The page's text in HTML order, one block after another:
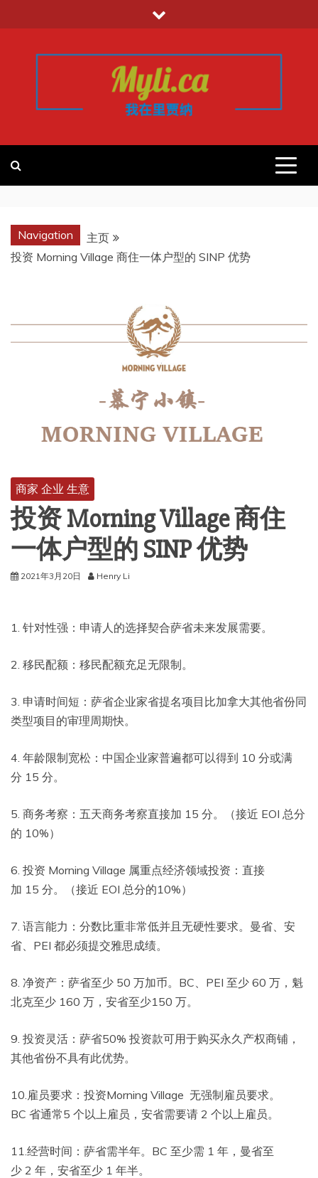
至
我的里贾纳
REGINA
Navigation
主页
投资 Morning Village 商住一体户型的 SINP 优势
商家 企业 生意
投资 Morning Village 商住
一体户型的 SINP 优势
2021年3月20日 Henry Li
1. 针对性强：申请人的选择契合萨省未来发展需要。
2. 移民配额：移民配额充足无限制。
3. 申请时间短：萨省企业家省提名项目比加拿大其他省份同
类型项目的审理周期快。
4. 年龄限制宽松：中国企业家普遍都可以得到 10 分或满
分 15 分。
5. 商务考察：五天商务考察直接加 15 分。（接近 EOI 总分
的 10%）
6. 投资 Morning Village 属重点经济领域投资：直接
加 15 分。（接近 EOI 总分的10%）
7. 语言能力：分数比重非常低并且无硬性要求。曼省、安
省、PEI 都必须提交雅思成绩。
8. 净资产：萨省至少 50 万加币。BC、PEI 至少 60 万，魁
北克至少 160 万，安省至少150 万。
9. 投资灵活：萨省50% 投资款可用于购买永久产权商铺，
其他省份不具有此优势。
10.雇员要求：投资Morning Village 无强制雇员要求。
BC 省通常5 个以上雇员，安省需要请 2 个以上雇员。
11.经营时间：萨省需半年。BC 至少需 1 年，曼省至
少 2 年，安省至少 1 年半。